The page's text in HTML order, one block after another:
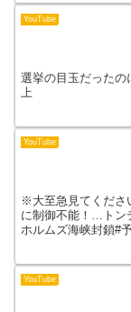
YouTube
選挙の目玉だった
上
YouTube
※大至急見てくださ
に制御不能！…トン
ホルムズ海峡封鎖#
YouTube